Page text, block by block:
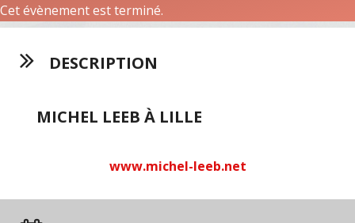
Cet évènement est terminé.
DESCRIPTION
MICHEL LEEB À LILLE
www.michel-leeb.net